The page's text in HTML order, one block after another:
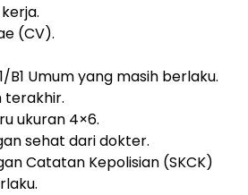
(CV).
B1 Umum yang masih berlaku.
terakhir.
ukuran 4×6.
sehat dari dokter.
Catatan Kepolisian (SKCK)